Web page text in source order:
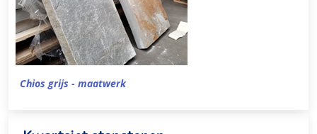
Chios grijs - maatwerk